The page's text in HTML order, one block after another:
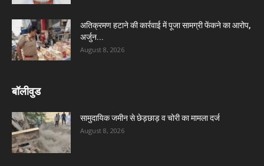
अतिक्रमण हटाने की कार्रवाई में पूजा सामग्री फेंकने का आरोप,
अर्जुन...
August 8, 2026
बॉलीवुड
सामुदायिक जमीन से छेड़छाड़ व चोरी का मामला दर्ज
August 8, 2026